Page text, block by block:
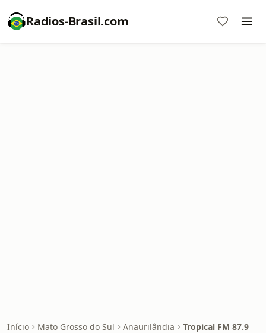
Radios-Brasil.com
Início Mato Grosso do Sul Anaurilândia Tropical FM 87.9